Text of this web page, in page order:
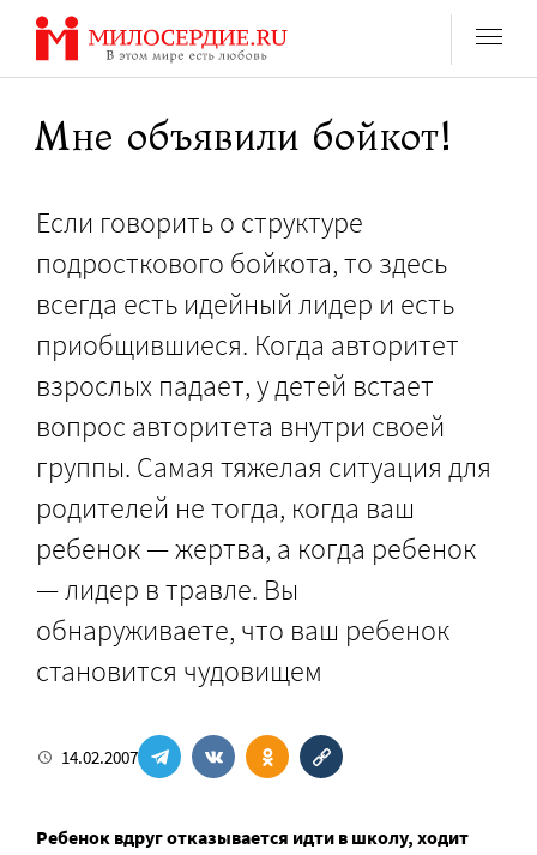
Перейти
содержанию
Мне объявили бойкот!
Если говорить о структуре
подросткового бойкота, то здесь
всегда есть идейный лидер и есть
приобщившиеся. Когда авторитет
взрослых падает, у детей встает
вопрос авторитета внутри своей
группы. Самая тяжелая ситуация для
родителей не тогда, когда ваш
ребенок — жертва, а когда ребенок
— лидер в травле. Вы
обнаруживаете, что ваш ребенок
становится чудовищем
14.02.2007
Ребенок вдруг отказывается идти в школу, ходит